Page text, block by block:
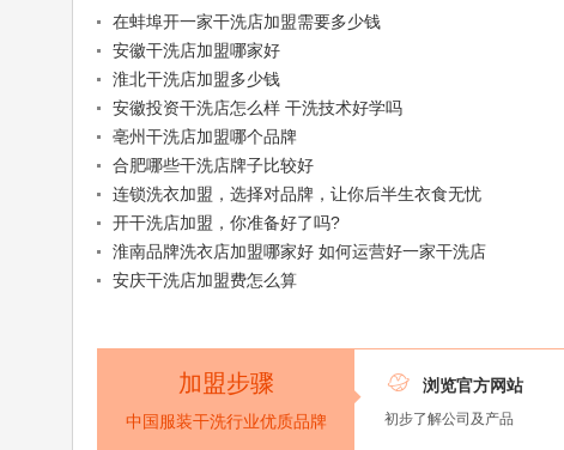
在蚌埠开一家干洗店加盟需要多少钱
安徽干洗店加盟哪家好
淮北干洗店加盟多少钱
安徽投资干洗店怎么样 干洗技术好学吗
亳州干洗店加盟哪个品牌
合肥哪些干洗店牌子比较好
连锁洗衣加盟，选择对品牌，让你后半生衣食无忧
开干洗店加盟，你准备好了吗?
淮南品牌洗衣店加盟哪家好 如何运营好一家干洗店
安庆干洗店加盟费怎么算
加盟步骤
中国服装干洗行业优质品牌
 浏览官方网站
初步了解公司及产品